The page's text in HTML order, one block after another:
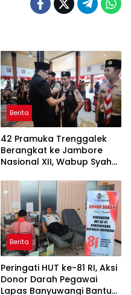
Berita
42 Pramuka Trenggalek
Berangkat ke Jambore
Nasional XII, Wabup Syah
Daerah
Berita
Peringati HUT ke-81 RI, Aksi
Donor Darah Pegawai
Lapas Banyuwangi Bantu